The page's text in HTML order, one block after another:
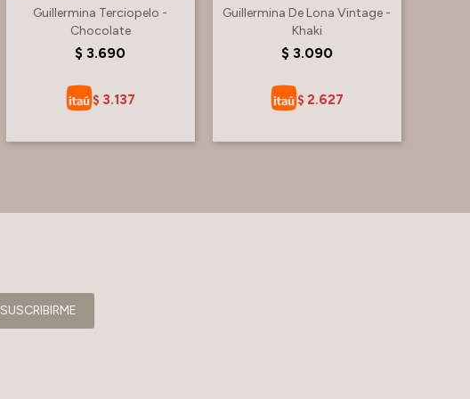
Guillermina Terciopelo -
Chocolate
$ 3.690
$ 3.137
Guillermina De Lona Vintage -
Khaki
$ 3.090
$ 2.627
SUSCRIBIRME